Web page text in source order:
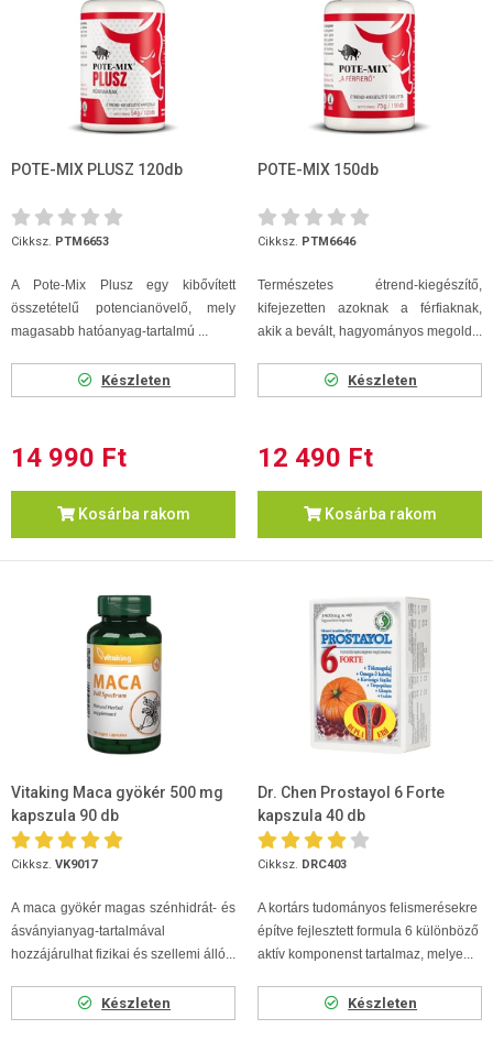
POTE-MIX PLUSZ 120db
Cikksz. PTM6653
A Pote-Mix Plusz egy kibővített
összetételű potencianövelő, mely
magasabb hatóanyag-tartalmú ...
Készleten
14 990 Ft
Kosárba rakom
POTE-MIX 150db
Cikksz. PTM6646
Természetes étrend-kiegészítő,
kifejezetten azoknak a férfiaknak,
akik a bevált, hagyományos megold...
Készleten
12 490 Ft
Kosárba rakom
Vitaking Maca gyökér 500 mg
kapszula 90 db
Cikksz. VK9017
A maca gyökér magas szénhidrát- és
ásványianyag-tartalmával
hozzájárulhat fizikai és szellemi álló...
Készleten
Dr. Chen Prostayol 6 Forte
kapszula 40 db
Cikksz. DRC403
A kortárs tudományos felismerésekre
építve fejlesztett formula 6 különböző
aktív komponenst tartalmaz, melye...
Készleten